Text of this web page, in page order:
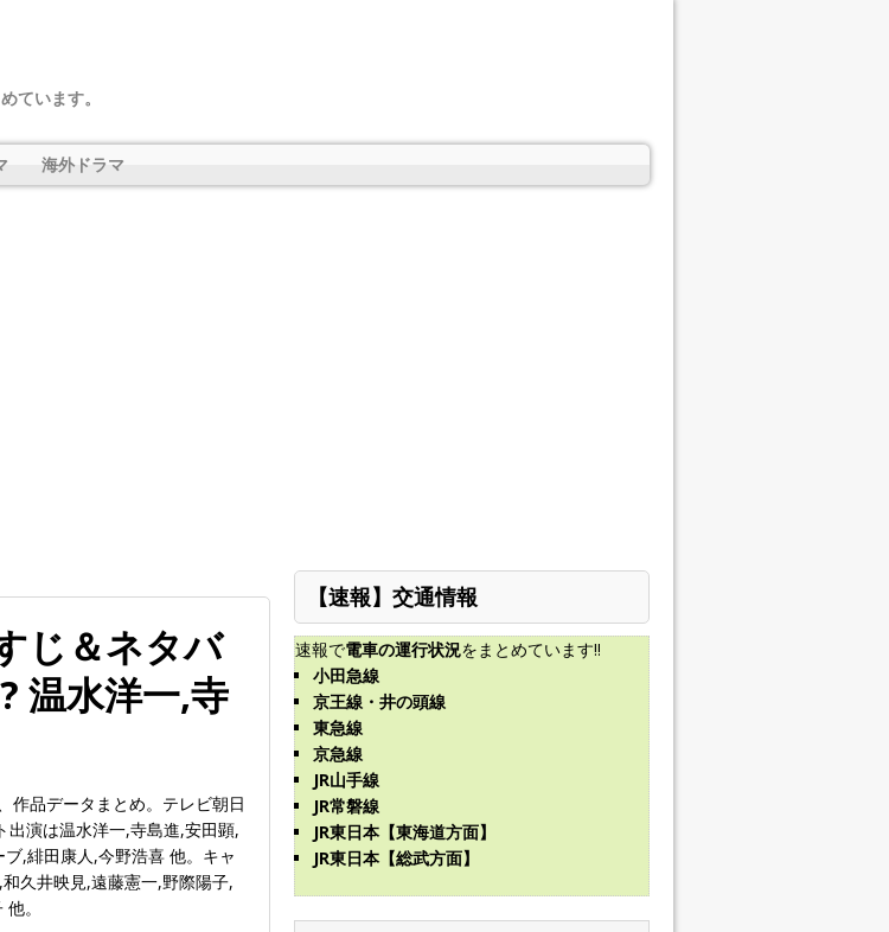
ています。
海外ドラマ
じ＆ネタバ
温水洋一,寺
作品データまとめ。テレビ朝日
演は温水洋一,寺島進,安田顕,
,緋田康人,今野浩喜 他。キャ
久井映見,遠藤憲一,野際陽子,
。
【速報】交通情報
速報で電車の運行状況をまとめています!!
小田急線
京王線・井の頭線
東急線
京急線
JR山手線
JR常磐線
JR東日本【東海道方面】
JR東日本【総武方面】